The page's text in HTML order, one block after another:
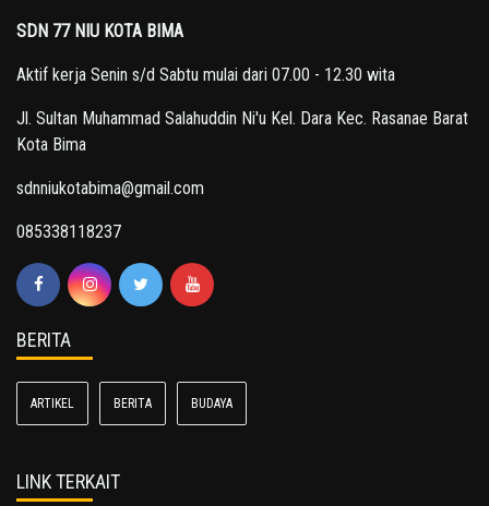
SDN 77 NIU KOTA BIMA
Aktif kerja Senin s/d Sabtu mulai dari 07.00 - 12.30 wita
Jl. Sultan Muhammad Salahuddin Ni'u Kel. Dara Kec. Rasanae Barat
Kota Bima
sdnniukotabima@gmail.com
085338118237
BERITA
ARTIKEL BERITA BUDAYA
LINK TERKAIT